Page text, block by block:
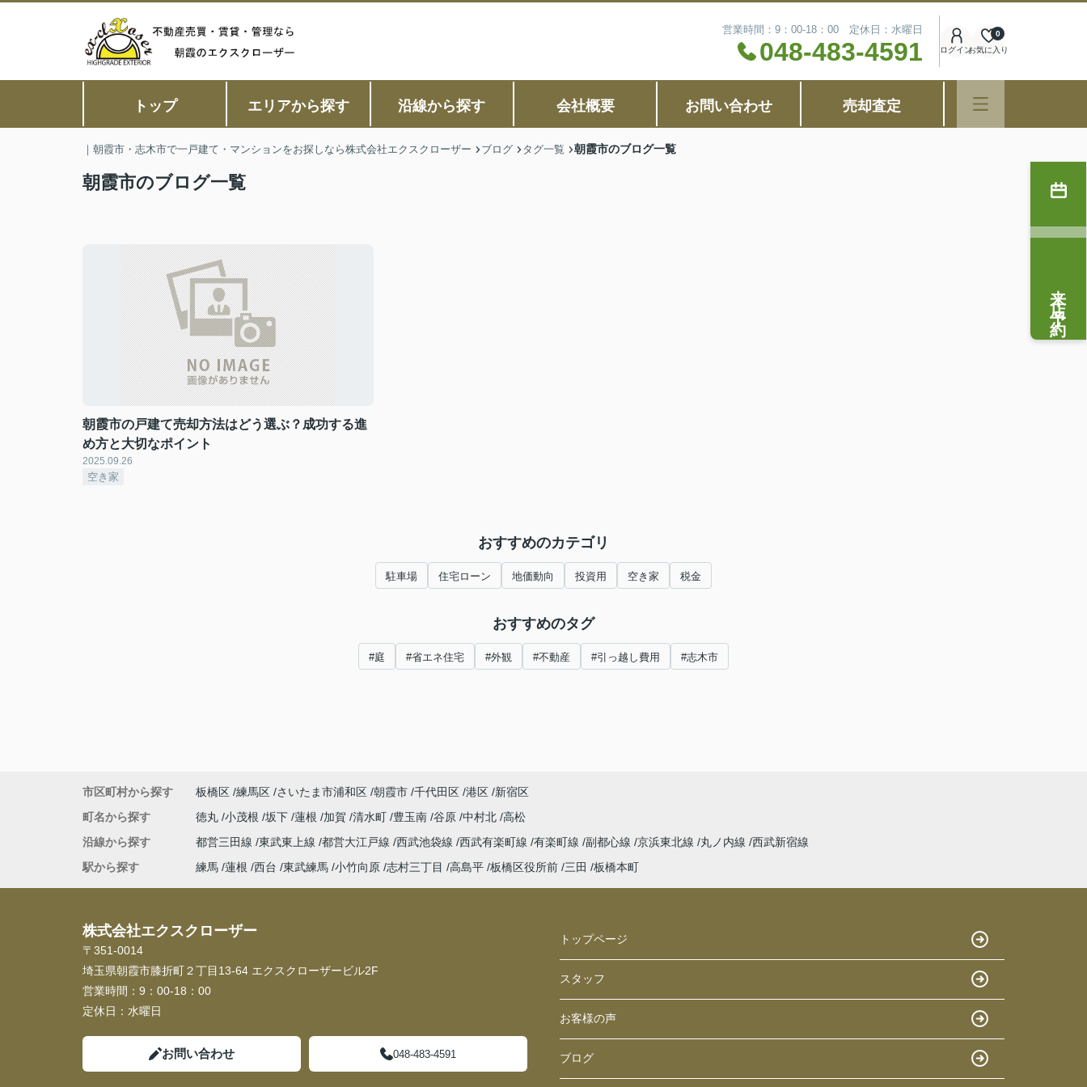
営業時間：9：00-18：00 定休日：水曜日
048-483-4591 ログインお気に入り
0
トップ エリアから探す 沿線から探す 会社概要 お問い合わせ 売却査定
｜朝霞市・志木市で一戸建て・マンションをお探しなら株式会社エクスクローザー ブログ タグ一覧 朝霞市のブログ一覧
朝霞市のブログ一覧
朝霞市の戸建て売却方法はどう選ぶ？成功する進
め方と大切なポイント
2025.09.26
空き家
おすすめのカテゴリ
駐車場 住宅ローン 地価動向 投資用 空き家 税金
おすすめのタグ
#庭 #省エネ住宅 #外観 #不動産 #引っ越し費用 #志木市
来店予約
市区町村から探す 板橋区 練馬区 さいたま市浦和区 朝霞市 千代田区 港区 新宿区
町名から探す
徳丸 小茂根 坂下 蓮根 加賀 清水町 豊玉南 谷原 中村北 高松
沿線から探す
都営三田線 東武東上線 都営大江戸線 西武池袋線 西武有楽町線 有楽町線 副都心線 京浜東北線 丸ノ内線 西武新宿線
駅から探す
練馬 蓮根 西台 東武練馬 小竹向原 志村三丁目 高島平 板橋区役所前 三田 板橋本町
株式会社エクスクローザー
〒351-0014
埼玉県朝霞市膝折町２丁目13-64 エクスクローザービル2F
営業時間： 9：00-18：00
定休日： 水曜日
お問い合わせ 048-483-4591
トップページ
スタッフ
お客様の声
ブログ